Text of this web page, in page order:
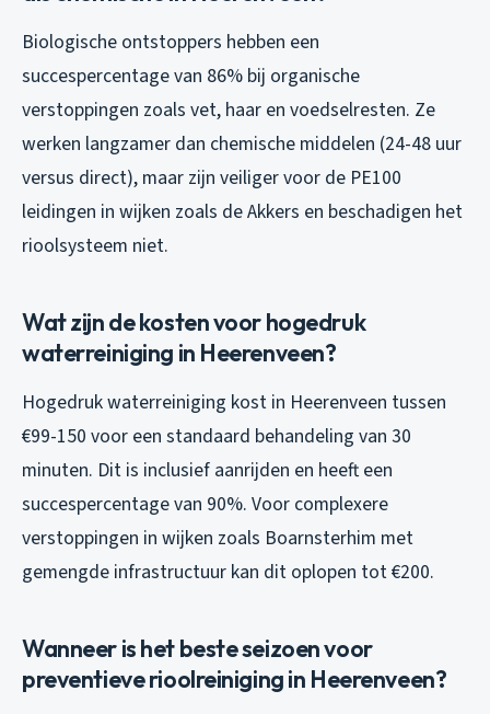
Biologische ontstoppers hebben een
succespercentage van 86% bij organische
verstoppingen zoals vet, haar en voedselresten. Ze
werken langzamer dan chemische middelen (24-48 uur
versus direct), maar zijn veiliger voor de PE100
leidingen in wijken zoals de Akkers en beschadigen het
rioolsysteem niet.
Wat zijn de kosten voor hogedruk
waterreiniging in Heerenveen?
Hogedruk waterreiniging kost in Heerenveen tussen
€99-150 voor een standaard behandeling van 30
minuten. Dit is inclusief aanrijden en heeft een
succespercentage van 90%. Voor complexere
verstoppingen in wijken zoals Boarnsterhim met
gemengde infrastructuur kan dit oplopen tot €200.
Wanneer is het beste seizoen voor
preventieve rioolreiniging in Heerenveen?